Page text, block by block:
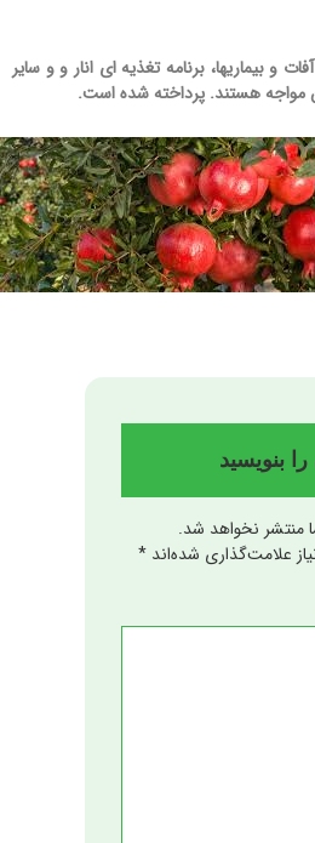
و بیماریها، برنامه تغذیه ای انار و و سایر
مواجه هستند. پرداخته شده است.
را بنویسید
منتشر نخواهد شد.
علامت‌گذاری شده‌اند *